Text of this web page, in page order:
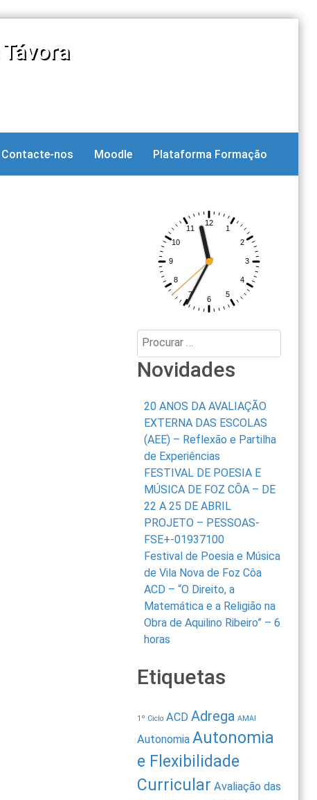
Contacte-nos Moodle Plataforma Formação
Procurar:
Novidades
20 ANOS DA AVALIAÇÃO
EXTERNA DAS ESCOLAS
(AEE) – Reflexão e Partilha
de Experiências
FESTIVAL DE POESIA E
MÚSICA DE FOZ CÔA – DE
22 A 25 DE ABRIL
PROJETO – PESSOAS-
FSE+-01937100
Festival de Poesia e Música
de Vila Nova de Foz Côa
ACD – “O Direito, a
Matemática e a Religião na
Obra de Aquilino Ribeiro” – 6
horas
Etiquetas
1º Ciclo ACD Adrega AMAI
Autonomia Autonomia
e Flexibilidade
Curricular Avaliação das